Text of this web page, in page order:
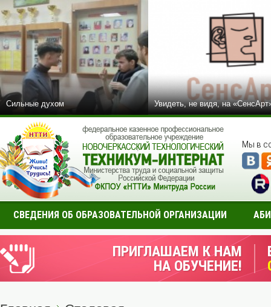
Сильные духом Увидеть, не видя, на
Мы в
СВЕДЕНИЯ ОБ ОБРАЗОВАТЕЛЬНОЙ ОРГАНИЗАЦИИ
ПРИГЛАШАЕМ К НАМ
НА ОБУЧЕНИЕ!